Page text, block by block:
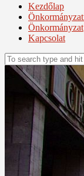
Kezdőlap
Önkormányzat
Kapcsolat